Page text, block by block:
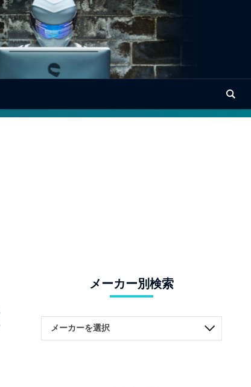
メーカー別検索